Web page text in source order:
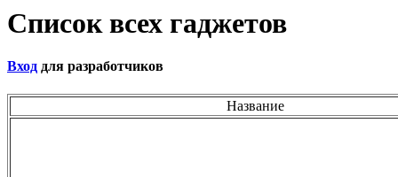
Список всех гаджетов
Вход для разработчиков
Название